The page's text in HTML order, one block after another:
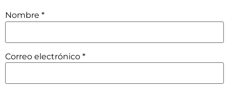
Nombre *
Correo electrónico *